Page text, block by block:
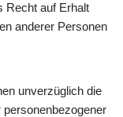
Recht auf Erhalt
anderer Personen
unverzüglich die
personenbezogener